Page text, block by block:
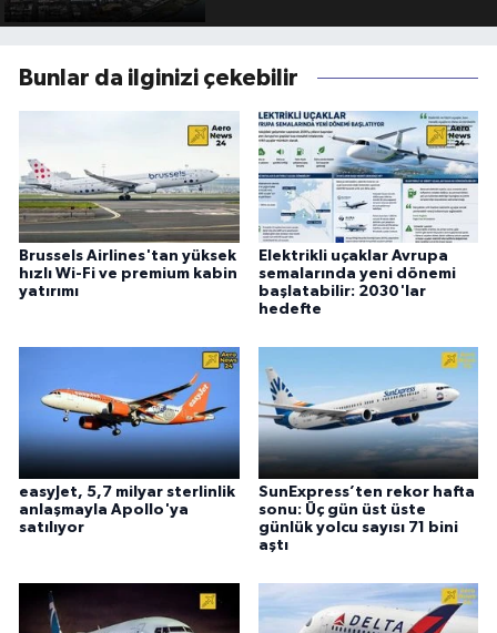
Bunlar da ilginizi çekebilir
Brussels Airlines'tan yüksek
hızlı Wi-Fi ve premium kabin
yatırımı
Elektrikli uçaklar Avrupa
semalarında yeni dönemi
başlatabilir: 2030'lar
hedefte
easyJet, 5,7 milyar sterlinlik
anlaşmayla Apollo'ya
satılıyor
SunExpress’ten rekor hafta
sonu: Üç gün üst üste
günlük yolcu sayısı 71 bini
aştı